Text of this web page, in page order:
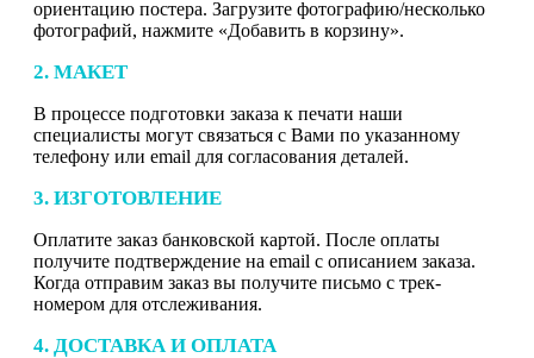
ориентацию постера. Загрузите фотографию/несколько
фотографий, нажмите «Добавить в корзину».
2. МАКЕТ
В процессе подготовки заказа к печати наши
специалисты могут связаться с Вами по указанному
телефону или email для согласования деталей.
3. ИЗГОТОВЛЕНИЕ
Оплатите заказ банковской картой. После оплаты
получите подтверждение на email с описанием заказа.
Когда отправим заказ вы получите письмо с трек-
номером для отслеживания.
4. ДОСТАВКА И ОПЛАТА